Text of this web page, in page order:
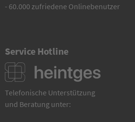
- 60.000 zufriedene Onlinebenutzer
Service Hotline
Telefonische Unterstützung
und Beratung unter: